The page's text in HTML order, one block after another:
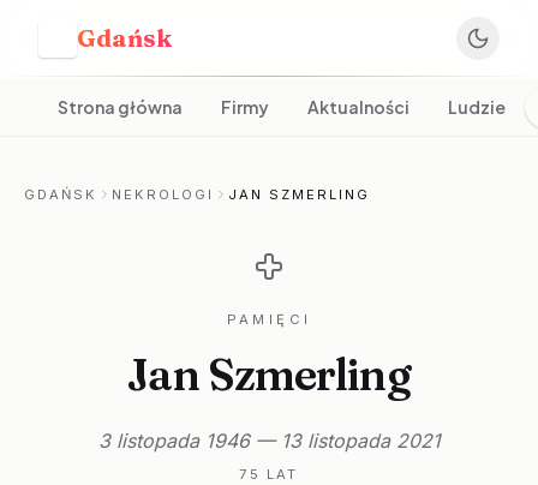
Gdańsk
Strona główna Firmy Aktualności Ludzie
GDAŃSK NEKROLOGI JAN SZMERLING
PAMIĘCI
Jan Szmerling
3 listopada 1946 — 13 listopada 2021
75 LAT